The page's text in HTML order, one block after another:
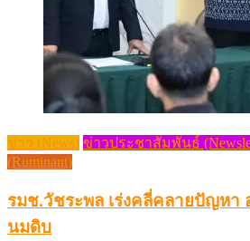
ข่าว (News) ข่าวประชาสัมพันธ์
(Ruminant)
รมช.วัชระพล เร่งคลี่คลายปัญหา
นมดิบ